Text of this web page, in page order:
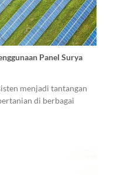
Panel Surya
menjadi tantangan
di berbagai